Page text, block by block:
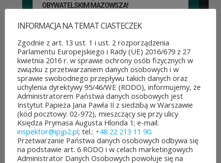
OBYWATELSKIM MAZOWSZA!
Można już głosować
na projekty zgłoszone do 7.
edycji Budżetu
Obywatelskiego Mazowsza.
To mieszkańcy zdecydują,
które pomysły dostaną
dofinansowanie z budżetu
samorządu województwa
INFORMACJA NA TEMAT CIASTECZEK
Zgodnie z art. 13 ust. 1 i ust. 2 rozporządzenia
Parlamentu Europejskiego i Rady (UE) 2016/679 z 27
kwietnia 2016 r. w sprawie ochrony osób fizycznych w
związku z przetwarzaniem danych osobowych i w
sprawie swobodnego przepływu takich danych oraz
uchylenia dyrektywy 95/46/WE (RODO), informujemy, że
Administratorem Państwa danych osobowych jest
Instytut Papieża Jana Pawła II z siedzibą w Warszawie
(kod pocztowy: 02-972), mieszczący się przy ulicy
Księdza Prymasa Augusta Hlonda 1; e-mail:
inspektor@ipjp2.pl; tel.: +48 22 213 11 90.
Przetwarzanie Państwa danych osobowych odbywa się
na podstawie art. 6 RODO i w celach marketingowych
Administrator Danych Osobowych powołuje się na